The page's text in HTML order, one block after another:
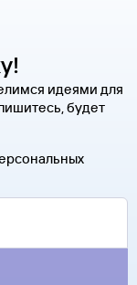
идеями для
будет